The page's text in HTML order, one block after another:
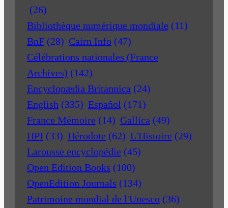
(26)
Bibliothèque numérique mondiale (11)
BnF (28) Cairn Info (47)
Célébrations nationales (France
Archives) (142)
Encyclopædia Britannica (24)
English (335) Español (171)
France Mémoire (14) Gallica (49)
HPI (33) Hérodote (62) L'Histoire (29)
Larousse encyclopédie (45)
Open Edition Books (100)
OpenEdition Journals (134)
Patrimoine mondial de l'Unesco (36)